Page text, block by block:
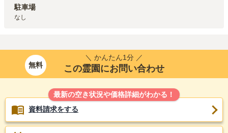
駐車場
なし
無料
＼ かんたん1分 ／
この霊園にお問い合わせ
最新の空き状況や価格詳細がわかる！
資料請求をする